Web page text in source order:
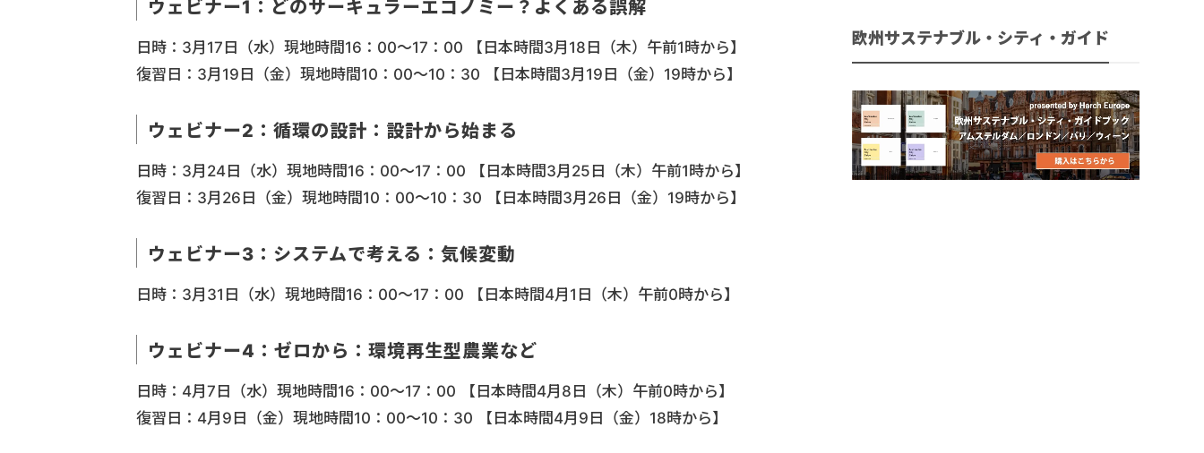
ウェビナー1：どのサーキュラーエコノミー？よくある誤解
日時：3月17日（水）現地時間16：00～17：00 【日本時間3月18日（木）午前1時から】
復習日：3月19日（金）現地時間10：00～10：30 【日本時間3月19日（金）19時から】
ウェビナー2：循環の設計：設計から始まる
日時：3月24日（水）現地時間16：00～17：00 【日本時間3月25日（木）午前1時から】
復習日：3月26日（金）現地時間10：00～10：30 【日本時間3月26日（金）19時から】
ウェビナー3：システムで考える：気候変動
日時：3月31日（水）現地時間16：00～17：00 【日本時間4月1日（木）午前0時から】
ウェビナー4：ゼロから：環境再生型農業など
日時：4月7日（水）現地時間16：00～17：00 【日本時間4月8日（木）午前0時から】
復習日：4月9日（金）現地時間10：00～10：30 【日本時間4月9日（金）18時から】
欧州サステナブル・シティ・ガイド